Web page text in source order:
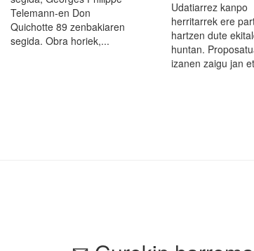
Telemann-en Don
Quichotte 89 zenbakiaren
segida. Obra horiek,...
Udatiarrez kanpo
herritarrek ere
hartzen dute
huntan.
izanen zaigu jan